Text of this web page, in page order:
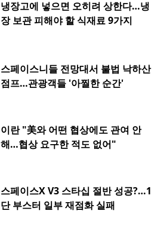
냉장고에 넣으면 오히려 상한다…냉
장 보관 피해야 할 식재료 9가지
스페이스니들 전망대서 불법 낙하산
점프…관광객들 '아찔한 순간'
이란 "美와 어떤 협상에도 관여 안
해…협상 요구한 적도 없어"
스페이스X V3 스타십 절반 성공?…1
단 부스터 일부 재점화 실패